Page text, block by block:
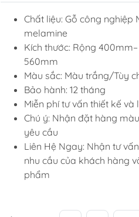
Sofa văng
Sofa góc
Sofa bộ
Sofa phòng chờ thư
Sofa giường
Bàn trà
Chất liệu: Gỗ công nghiệp
melamine
Kích thước: Rộng
560mm
Màu sắc: Màu trắng/Tùy
Bảo hành: 12 tháng
Miễn phí tư vấn thiết kế và
Chú ý: Nhận đặt hàng
yêu cầu
Liên Hệ Ngay: Nhận tư
nhu cầu của khách hàng
phẩm